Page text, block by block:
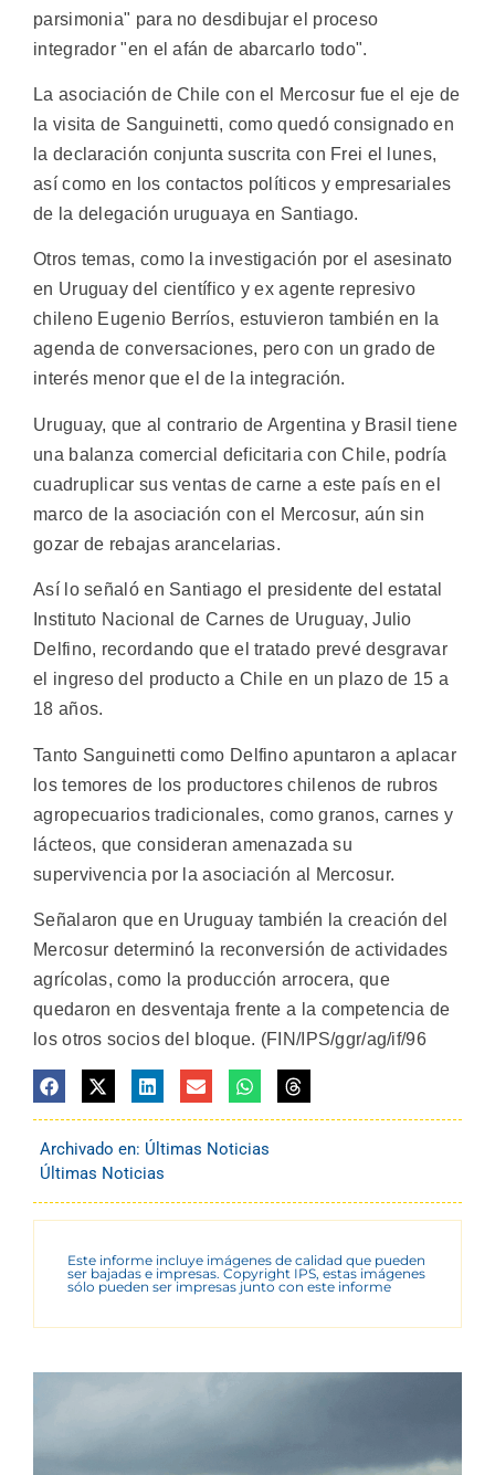
parsimonia" para no desdibujar el proceso
integrador "en el afán de abarcarlo todo".
La asociación de Chile con el Mercosur fue el eje de
la visita de Sanguinetti, como quedó consignado en
la declaración conjunta suscrita con Frei el lunes,
así como en los contactos políticos y empresariales
de la delegación uruguaya en Santiago.
Otros temas, como la investigación por el asesinato
en Uruguay del científico y ex agente represivo
chileno Eugenio Berríos, estuvieron también en la
agenda de conversaciones, pero con un grado de
interés menor que el de la integración.
Uruguay, que al contrario de Argentina y Brasil tiene
una balanza comercial deficitaria con Chile, podría
cuadruplicar sus ventas de carne a este país en el
marco de la asociación con el Mercosur, aún sin
gozar de rebajas arancelarias.
Así lo señaló en Santiago el presidente del estatal
Instituto Nacional de Carnes de Uruguay, Julio
Delfino, recordando que el tratado prevé desgravar
el ingreso del producto a Chile en un plazo de 15 a
18 años.
Tanto Sanguinetti como Delfino apuntaron a aplacar
los temores de los productores chilenos de rubros
agropecuarios tradicionales, como granos, carnes y
lácteos, que consideran amenazada su
supervivencia por la asociación al Mercosur.
Señalaron que en Uruguay también la creación del
Mercosur determinó la reconversión de actividades
agrícolas, como la producción arrocera, que
quedaron en desventaja frente a la competencia de
los otros socios del bloque. (FIN/IPS/ggr/ag/if/96
Archivado en: Últimas Noticias
Últimas Noticias
Este informe incluye imágenes de calidad que pueden
ser bajadas e impresas. Copyright IPS, estas imágenes
sólo pueden ser impresas junto con este informe